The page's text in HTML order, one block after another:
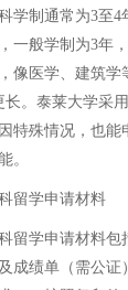
学制通常为3至4
一般学制为3年
像医学、建筑
。泰莱大学采
特殊情况，也
。
留学申请材料
留学申请材料包
成绩单（需公证